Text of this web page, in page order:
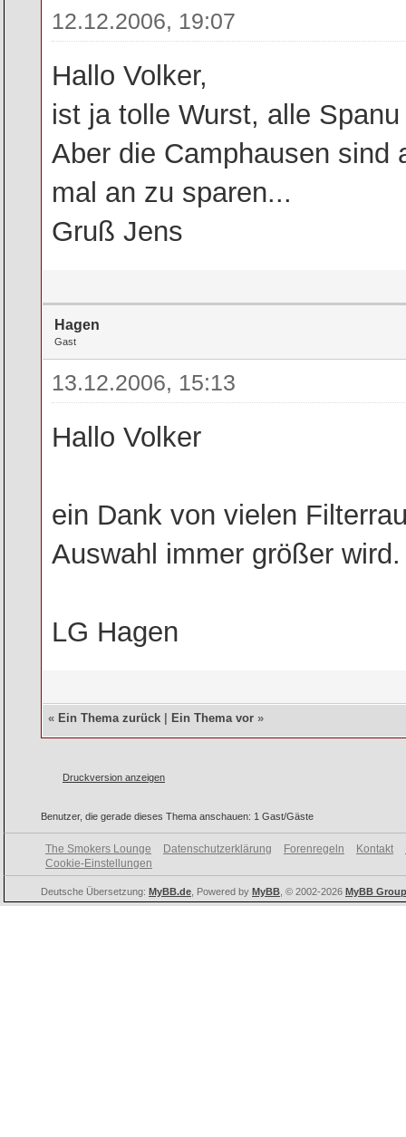
12.12.2006, 19:07
Hallo Volker,
ist ja tolle Wurst, alle
Aber die Camphausen sind
mal an zu sparen...
Gruß Jens
Hagen
Gast
13.12.2006, 15:13
Hallo Volker
ein Dank von vielen
Auswahl immer größer wird.
LG Hagen
« Ein Thema zurück Ein Thema vor »
Druckversion anzeigen
Benutzer, die gerade dieses Thema anschauen: 1 Gast/Gäste
The Smokers Lounge Datenschutzerklärung Forenregeln Kontakt
Cookie-Einstellungen
Deutsche Übersetzung: MyBB.de , Powered by MyBB , © 2002-2026 MyBB Group